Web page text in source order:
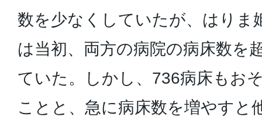
数を少なくしていたが、はりま
は当初、両方の病院の病床数を
ていた。しかし、736病床もお
ことと、急に病床数を増やすと